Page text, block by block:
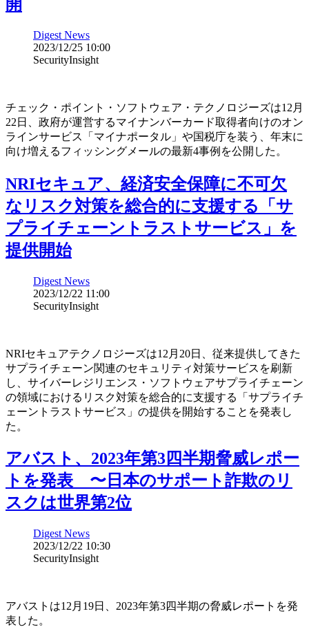
開
Digest News
2023/12/25 10:00
SecurityInsight
チェック・ポイント・ソフトウェア・テクノロジーズは12月
22日、政府が運営するマイナンバーカード取得者向けのオン
ラインサービス「マイナポータル」や国税庁を装う、年末に
向け増えるフィッシングメールの最新4事例を公開した。
NRIセキュア、経済安全保障に不可欠
なリスク対策を総合的に支援する「サ
プライチェーントラストサービス」を
提供開始
Digest News
2023/12/22 11:00
SecurityInsight
NRIセキュアテクノロジーズは12月20日、従来提供してきた
サプライチェーン関連のセキュリティ対策サービスを刷新
し、サイバーレジリエンス・ソフトウェアサプライチェーン
の領域におけるリスク対策を総合的に支援する「サプライチ
ェーントラストサービス」の提供を開始することを発表し
た。
アバスト、2023年第3四半期脅威レポー
トを発表 〜日本のサポート詐欺のリ
スクは世界第2位
Digest News
2023/12/22 10:30
SecurityInsight
アバストは12月19日、2023年第3四半期の脅威レポートを発
表した。